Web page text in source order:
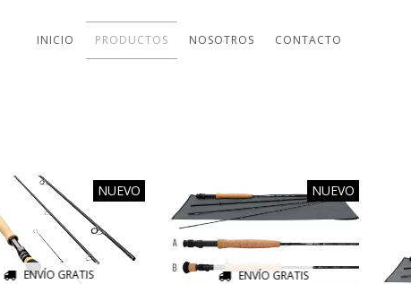
INICIO PRODUCTOS NOSOTROS CONTACTO
ENVÍO GRATIS
NUEVO
ENVÍO GRATIS
NUEVO